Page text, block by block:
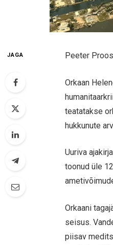
JAGA Peeter
Orkaan
teatatakse
hukkunute
Uuriva
toonud üle
Orkaani
seisus.
piisav